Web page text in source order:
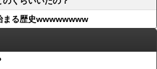
まる歴史wwwwwwww